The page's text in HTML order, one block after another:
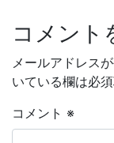
コメント
メールアドレス
いている欄は必
コメント ※